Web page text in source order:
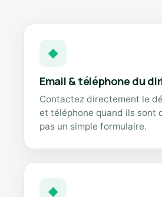
◆
Email & téléphone du
Contactez directement le
et téléphone quand ils sont
pas un simple formulaire.
◆